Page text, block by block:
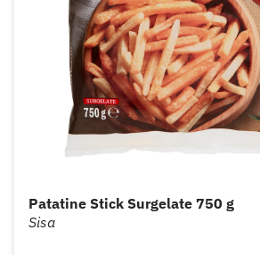
Patatine Stick Surgelate 750 g
Sisa